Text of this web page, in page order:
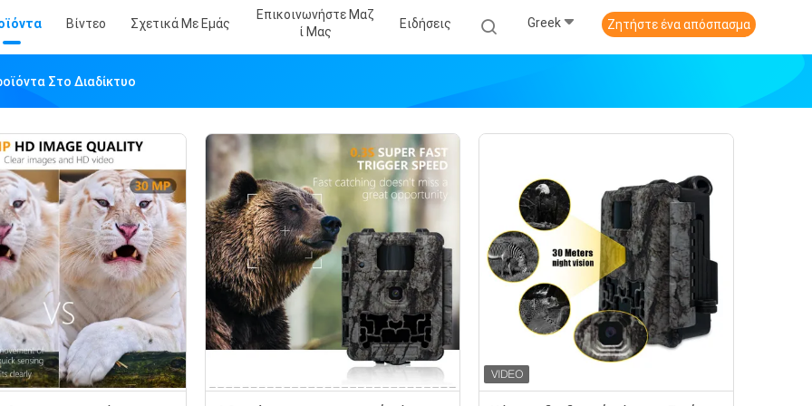
Βίντεο Σχετικά Με Εμάς
Επικοινωνήστε Μαζ
Ί Μας
Ειδήσεις Greek Ζητήστε ένα απόσπασμα
Στο Διαδίκτυο